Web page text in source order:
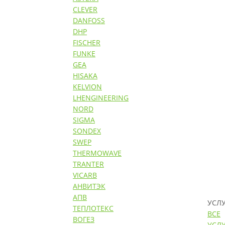
CLEVER
DANFOSS
DHP
FISCHER
FUNKE
GEA
HISAKA
KELVION
LHENGINEERING
NORD
SIGMA
SONDEX
SWEP
THERMOWAVE
TRANTER
VICARB
АНВИТЭК
АПВ
ТЕПЛОТЕКС
ВОГЕЗ
ВСЕ